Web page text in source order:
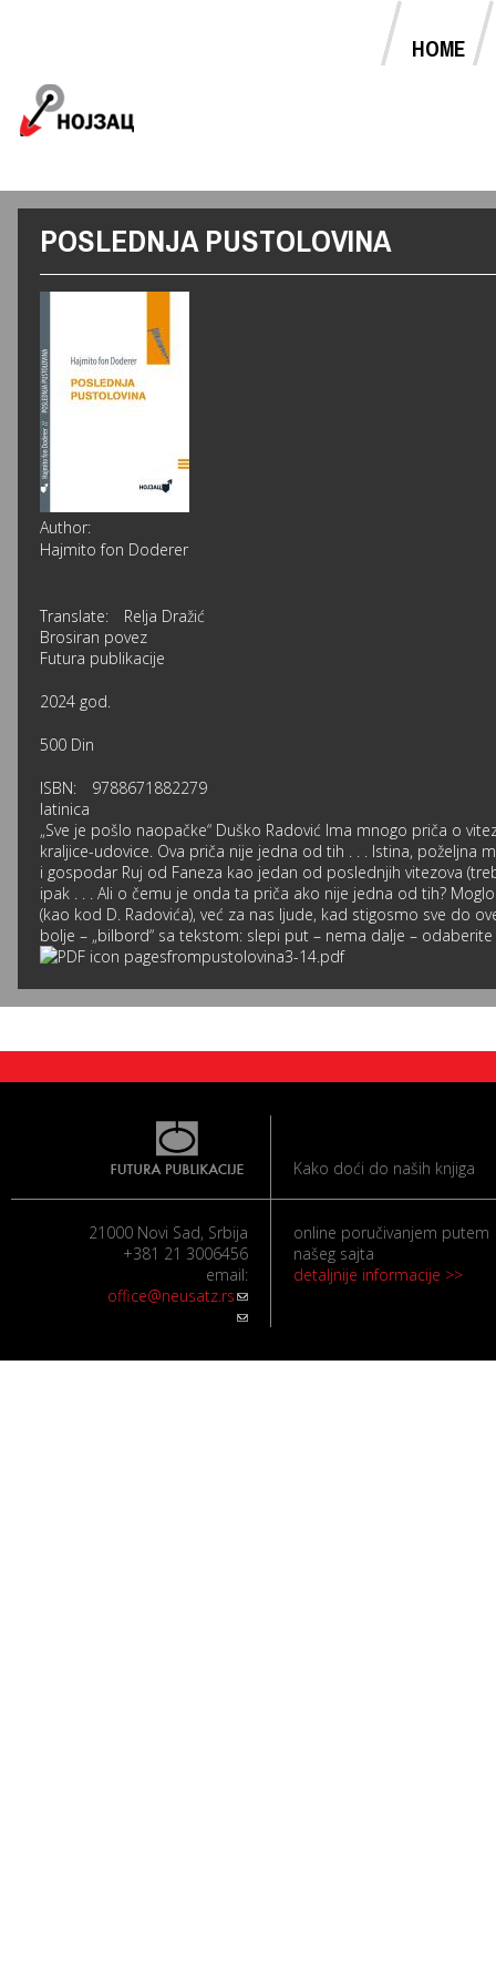
HOME
POSLEDNJA PUSTOLOVINA
Author:
Hajmito fon Doderer
Translate:
Relja Dražić
Brosiran povez
Futura publikacije
2024 god.
500 Din
ISBN:
9788671882279
latinica
„Sve je pošlo naopačke“ Duško Radović Ima mnogo priča o
kraljice-udovice. Ova priča nije jedna od tih . . . Istina,
i gospodar Ruj od Faneza kao jedan od poslednjih vitezova
ipak . . . Ali o čemu je onda ta priča ako nije jedna od tih?
(kao kod D. Radovića), već za nas ljude, kad stigosmo sve do
bolje – „bilbord“ sa tekstom: slepi put – nema dalje –
pagesfrompustolovina3-14.pdf
Kako doći do naših knjiga
21000 Novi Sad, Srbija
+381 21 3006456
email:
office@neusatz.rs(link sends e-mail)
online poručivanjem putem
našeg sajta
detaljnije informacije >>